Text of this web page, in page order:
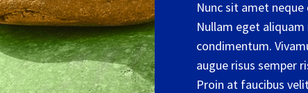
Nunc sit amet neque
Nullam eget
condimentum.
augue risus semper
Proin at faucibus